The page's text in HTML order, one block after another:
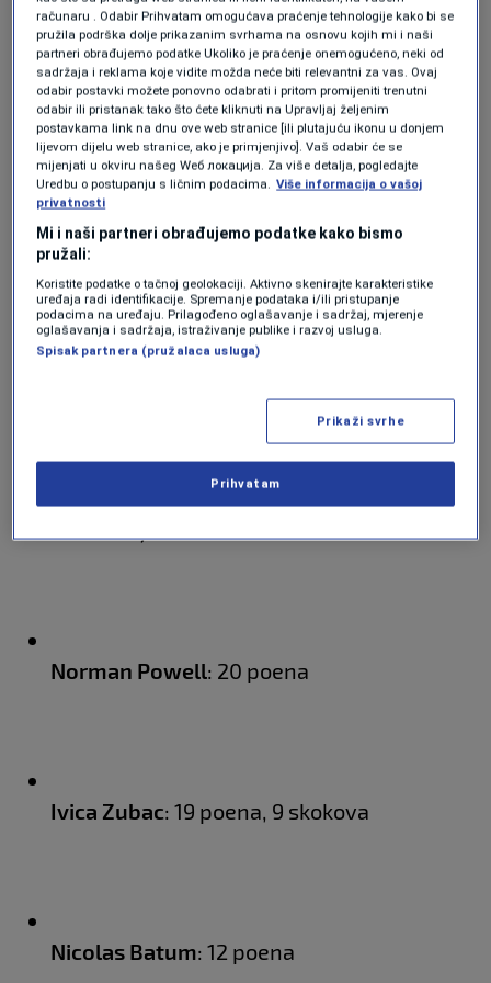
KodClippersa, poeni su biliizuzetno
raspoređeni:
Kawhi Leonard: 21 poen, 11 skokova, 6
asistencija
James Harden: 20 poena, 6 skokova, 9
Norman Powell: 20 poena
Ivica Zubac: 19 poena, 9 skokova
Nicolas Batum: 12 poena
računaru . Odabir Prihvatam omogućava praćenje tehnologije kako bi se
pružila podrška dolje prikazanim svrhama na osnovu kojih mi i naši
partneri obrađujemo podatke Ukoliko je praćenje onemogućeno, neki od
sadržaja i reklama koje vidite možda neće biti relevantni za vas. Ovaj
odabir postavki možete ponovno odabrati i pritom promijeniti trenutni
odabir ili pristanak tako što ćete kliknuti na Upravljaj željenim
postavkama link na dnu ove web stranice [ili plutajuću ikonu u donjem
lijevom dijelu web stranice, ako je primjenjivo]. Vaš odabir će se
mijenjati u okviru našeg Wеб локација. Za više detalja, pogledajte
Uredbu o postupanju s ličnim podacima. Više informacija o vašoj
privatnosti
Mi i naši partneri obrađujemo podatke kako bismo
pružali:
Koristite podatke o tačnoj geolokaciji. Aktivno skenirajte karakteristike
uređaja radi identifikacije. Spremanje podataka i/ili pristupanje
podacima na uređaju. Prilagođeno oglašavanje i sadržaj, mjerenje
oglašavanja i sadržaja, istraživanje publike i razvoj usluga.
Spisak partnera (pružalaca usluga)
Prikaži svrhe
Prihvatam